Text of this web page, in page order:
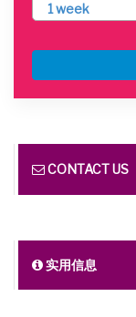
CONTACT US
实用信息